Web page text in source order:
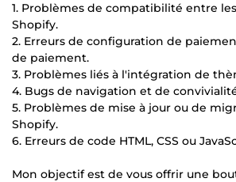
1. Problèmes de compatibilité entre
Shopify.
2. Erreurs de configuration de
de paiement.
3. Problèmes liés à l'intégration de
4. Bugs de navigation et de
5. Problèmes de mise à jour ou de
Shopify.
6. Erreurs de code HTML, CSS ou
Mon objectif est de vous offrir une